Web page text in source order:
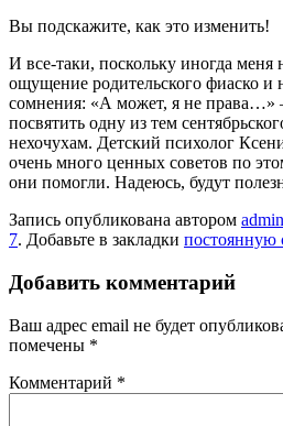
Вы подскажите, как это изменить!
И все-таки, поскольку иногда меня
ощущение родительского фиаско и
сомнения: «А может, я не права…»
посвятить одну из тем
нехочухам. Детский психолог
очень много ценных советов по
они помогли. Надеюсь, будут
Запись опубликована автором admin
7. Добавьте в закладки постоянную
Добавить комментарий
Ваш адрес email не будет
помечены *
Комментарий *